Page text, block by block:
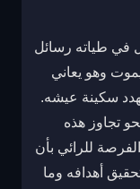
في طياته رسائل
وهو يعاني
سكينة عيشه.
تجاوز هذه
للرائي بأن
أهدافه وما